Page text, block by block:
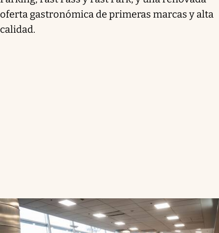
oferta gastronómica de primeras marcas y alta
calidad.